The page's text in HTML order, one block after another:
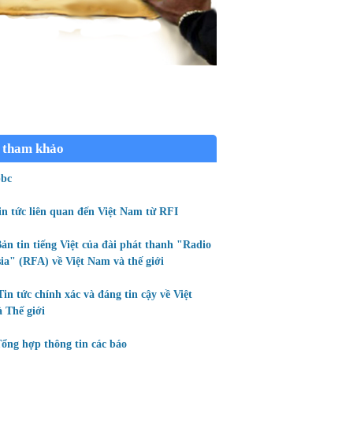
tham khảo
tức liên quan đến Việt Nam từ RFI
tin tiếng Việt của đài phát thanh "Radio
(RFA) về Việt Nam và thế giới
tức chính xác và đáng tin cậy về Việt
Thế giới
hợp thông tin các báo